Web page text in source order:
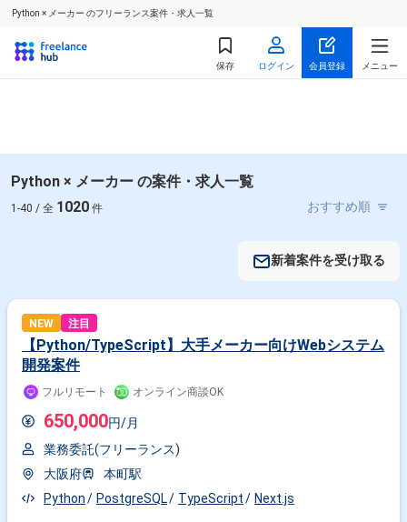
Python × メーカー のフリーランス案件・求人一覧
保存 ログイン 会員登録 メニュー
Python × メーカー の案件・求人一覧
1-40 / 全 1020 件
新着案件を受け取る
NEW 注目
【Python/TypeScript】大手メーカー向けWebシステム
開発案件
フルリモート オンライン商談OK
650,000円/月
業務委託(フリーランス)
大阪府
本町駅
Python
PostgreSQL TypeScript Next.js